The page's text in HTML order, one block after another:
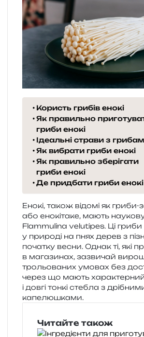
Користь грибів енокі
Як правильно
гриби енокі
Ідеальні страви з
Як вибрати гриби енокі
Як правильно зберігати
гриби енокі
Де придбати гриби енокі
Енокі, також відо­мі як гриби-
або ено­кі­та­ке, мають
Flammulina velutipes. Ці гриби
у при­ро­ді на пнях дерев з
поча­тку весни. Однак ті, які
в мага­зи­нах, зазви­чай
тро­льо­ва­них умо­вах без
через що мають хара­ктер­ний
і довгі тонкі сте­бла з
капелюшками.
Читайте також